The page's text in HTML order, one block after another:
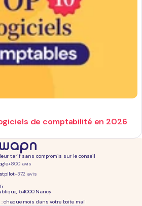
de comptabilité en 2026
tarif sans compromis sur le conseil
+800 avis
+372 avis
54000 Nancy
chaque mois dans votre boite mail